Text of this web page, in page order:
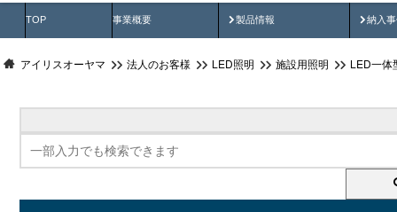
TOP 事業概要 製品情報
製品動画 納入
納
アイリスオーヤマ 法人のお客様 LED照明 施設用照明 LED一体